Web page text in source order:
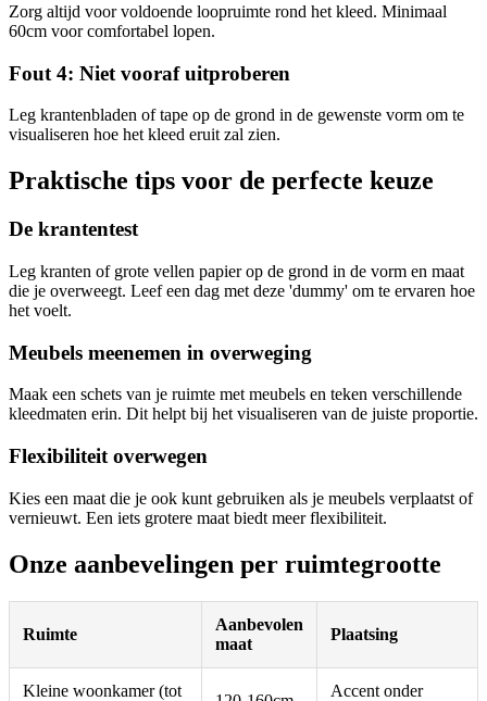
Zorg altijd voor voldoende loopruimte rond het kleed. Minimaal
60cm voor comfortabel lopen.
Fout 4: Niet vooraf uitproberen
Leg krantenbladen of tape op de grond in de gewenste vorm om te
visualiseren hoe het kleed eruit zal zien.
Praktische tips voor de perfecte keuze
De krantentest
Leg kranten of grote vellen papier op de grond in de vorm en maat
die je overweegt. Leef een dag met deze 'dummy' om te ervaren hoe
het voelt.
Meubels meenemen in overweging
Maak een schets van je ruimte met meubels en teken verschillende
kleedmaten erin. Dit helpt bij het visualiseren van de juiste proportie.
Flexibiliteit overwegen
Kies een maat die je ook kunt gebruiken als je meubels verplaatst of
vernieuwt. Een iets grotere maat biedt meer flexibiliteit.
Onze aanbevelingen per ruimtegrootte
Ruimte
Aanbevolen
maat
Plaatsing
Kleine woonkamer (tot
Accent onder